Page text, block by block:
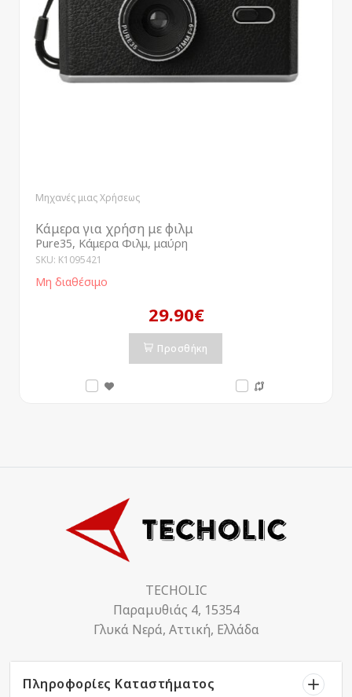
Μηχανές μιας Χρήσεως
Κάμερα για χρήση με φιλμ
Pure35, Κάμερα Φιλμ, μαύρη
SKU: K1095421
Μη διαθέσιμο
29.90€
Προσθήκη
TECHOLIC
Παραμυθιάς 4, 15354
Γλυκά Νερά, Αττική, Ελλάδα
Πληροφορίες Καταστήματος